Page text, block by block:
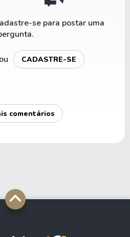
se para postar uma
ou CADASTRE-SE
comentários